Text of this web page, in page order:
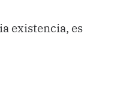
existencia, es